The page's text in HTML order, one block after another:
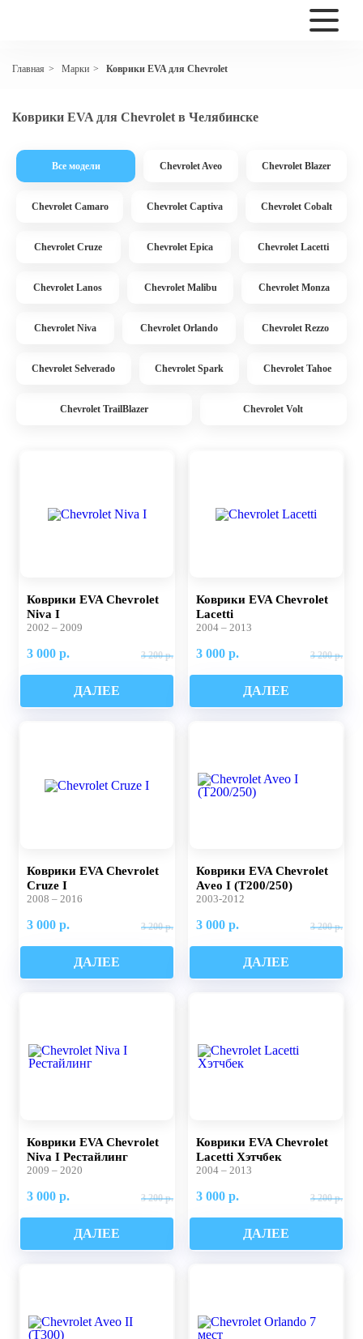
Главная > Марки > Коврики EVA для Chevrolet
Коврики EVA для Chevrolet в Челябинске
Все модели Chevrolet Aveo Chevrolet Blazer
Chevrolet Camaro Chevrolet Captiva Chevrolet Cobalt
Chevrolet Cruze Chevrolet Epica Chevrolet Lacetti
Chevrolet Lanos Chevrolet Malibu Chevrolet Monza
Chevrolet Niva Chevrolet Orlando Chevrolet Rezzo
Chevrolet Selverado Chevrolet Spark Chevrolet Tahoe
Chevrolet TrailBlazer Chevrolet Volt
Коврики EVA Chevrolet
Niva I
2002 – 2009
3 000 р. 3 200 р.
ДАЛЕЕ
Коврики EVA Chevrolet
Lacetti
2004 – 2013
3 000 р. 3 200 р.
ДАЛЕЕ
Коврики EVA Chevrolet
Cruze I
2008 – 2016
3 000 р. 3 200 р.
ДАЛЕЕ
Коврики EVA Chevrolet
Aveo I (T200/250)
2003-2012
3 000 р. 3 200 р.
ДАЛЕЕ
Коврики EVA Chevrolet
Niva I Рестайлинг
2009 – 2020
3 000 р. 3 200 р.
ДАЛЕЕ
Коврики EVA Chevrolet
Lacetti Хэтчбек
2004 – 2013
3 000 р. 3 200 р.
ДАЛЕЕ